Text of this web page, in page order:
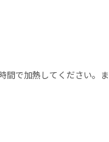
間で加熱してください。ま